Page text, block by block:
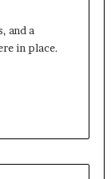
and a
in place.